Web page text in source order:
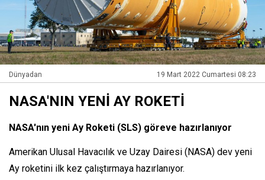
Dünyadan 19 Mart 2022 Cumartesi 08:23
NASA'NIN YENİ AY ROKETİ
NASA'nın yeni Ay Roketi (SLS) göreve hazırlanıyor
Amerikan Ulusal Havacılık ve Uzay Dairesi (NASA) dev yeni
Ay roketini ilk kez çalıştırmaya hazırlanıyor.